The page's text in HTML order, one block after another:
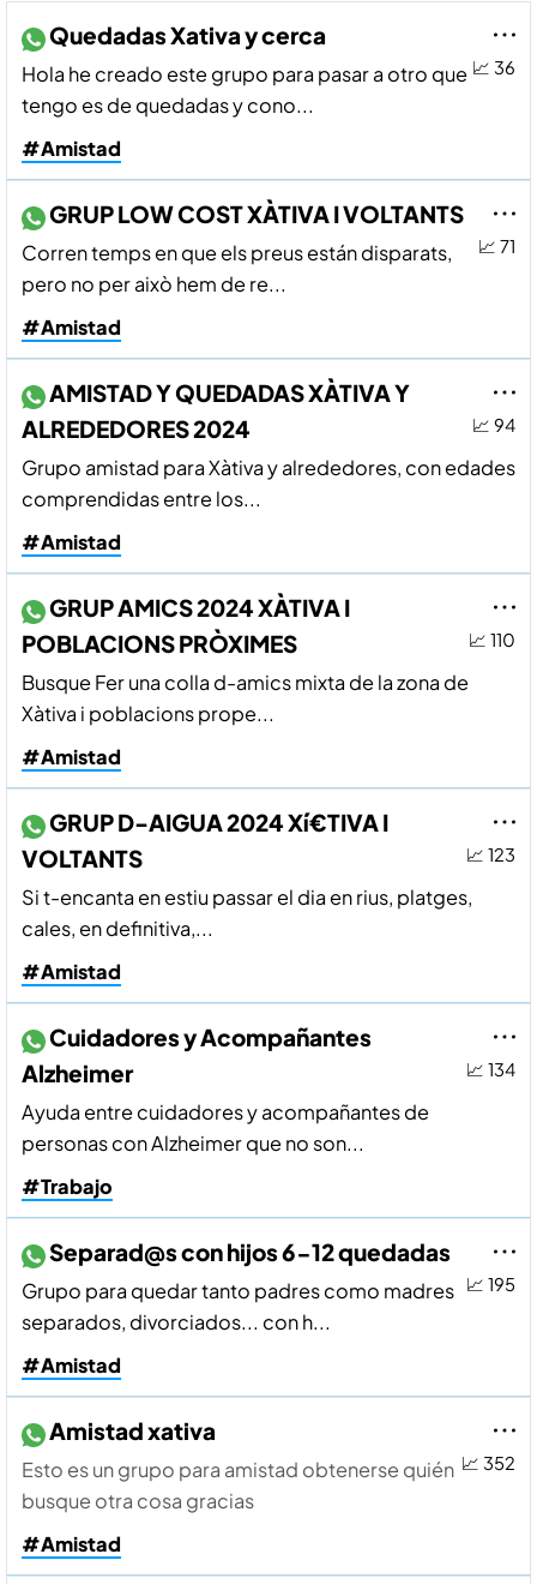
📈 36
Quedadas Xativa y cerca
Hola he creado este grupo para pasar a otro que
tengo es de quedadas y cono...
#Amistad
📈 71
GRUP LOW COST XÀTIVA I VOLTANTS
Corren temps en que els preus están disparats,
pero no per això hem de re...
#Amistad
📈 94
AMISTAD Y QUEDADAS XÀTIVA Y
ALREDEDORES 2024
Grupo amistad para Xàtiva y alrededores, con edades
comprendidas entre los...
#Amistad
📈 110
GRUP AMICS 2024 XÀTIVA I
POBLACIONS PRÒXIMES
Busque Fer una colla d-amics mixta de la zona de
Xàtiva i poblacions prope...
#Amistad
📈 123
GRUP D-AIGUA 2024 Xí€TIVA I
VOLTANTS
Si t-encanta en estiu passar el dia en rius, platges,
cales, en definitiva,...
#Amistad
📈 134
Cuidadores y Acompañantes
Alzheimer
Ayuda entre cuidadores y acompañantes de
personas con Alzheimer que no son...
#Trabajo
📈 195
Separad@s con hijos 6-12 quedadas
Grupo para quedar tanto padres como madres
separados, divorciados... con h...
#Amistad
📈 352
Amistad xativa
Esto es un grupo para amistad obtenerse quién
busque otra cosa gracias
#Amistad